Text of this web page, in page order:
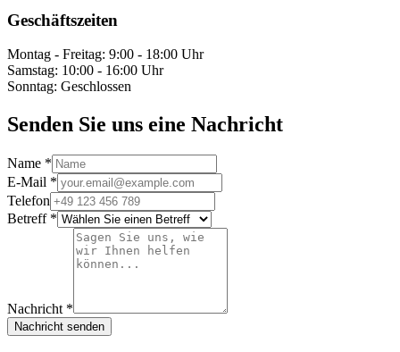
Geschäftszeiten
Montag - Freitag: 9:00 - 18:00 Uhr
Samstag: 10:00 - 16:00 Uhr
Sonntag: Geschlossen
Senden Sie uns eine Nachricht
Name *
E-Mail *
Telefon
Betreff*
Nachricht *
Nachricht senden